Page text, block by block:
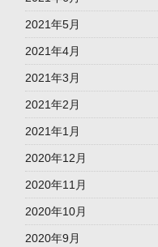
2021年5月
2021年4月
2021年3月
2021年2月
2021年1月
2020年12月
2020年11月
2020年10月
2020年9月